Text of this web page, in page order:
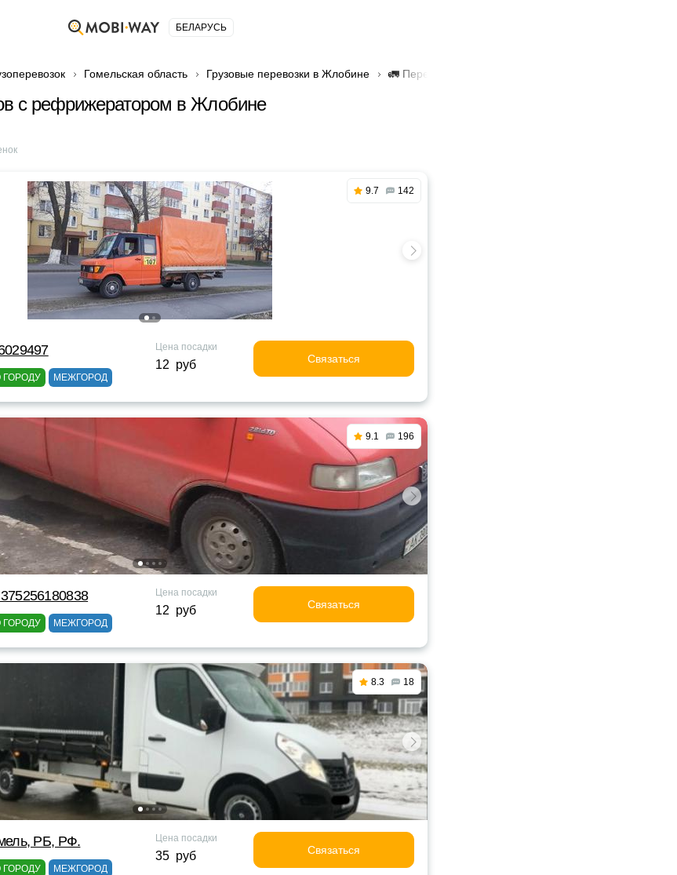
БЕЛАРУСЬ
Гомельская область Грузовые перевозки в Жлобине 🚛 Перевозки грузов с рефрижератором в Жлобине
с рефрижератором в Жлобине
9.7 142
ГОРОДУ МЕЖГОРОД
Цена посадки
12 руб Связаться
9.1 196
ГОРОДУ МЕЖГОРОД
Цена посадки
12 руб Связаться
8.3 18
РБ, РФ.
ГОРОДУ МЕЖГОРОД
Цена посадки
35 руб Связаться